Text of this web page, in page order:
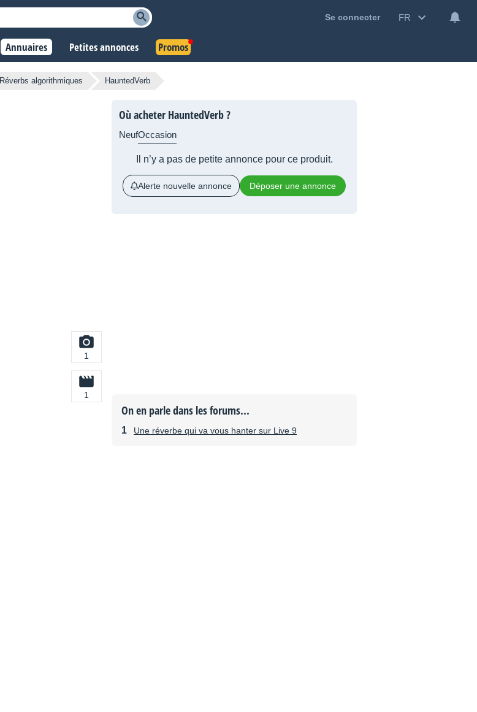
Se connecter FR
Annuaires Petites annonces Promos
Réverbs algorithmiques HauntedVerb
1
1
Où acheter HauntedVerb ?
NeufOccasion
Il n’y a pas de petite annonce pour ce produit.
Alerte nouvelle annonce Déposer une annonce
On en parle dans les forums...
Une réverbe qui va vous hanter sur Live 9